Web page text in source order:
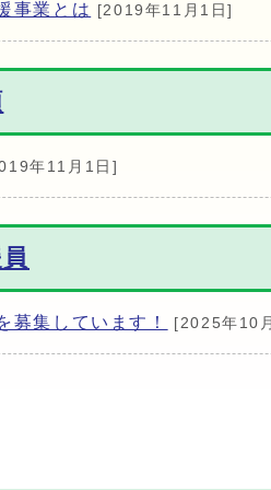
事業とは [2019年11月1日]
年11月1日]
募集しています！ [2025年10